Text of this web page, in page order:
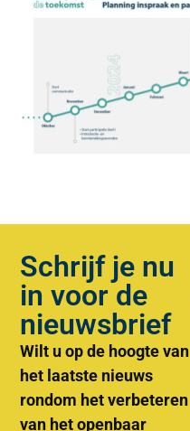
Schrijf je nu
in voor de
nieuwsbrief
Wilt u op de hoogte van
het laatste nieuws
rondom het verbeteren
van het openbaar